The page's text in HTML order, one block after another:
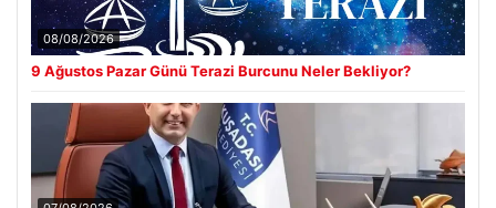
08/08/2026
9 Ağustos Pazar Günü Terazi Burcunu Neler Bekliyor?